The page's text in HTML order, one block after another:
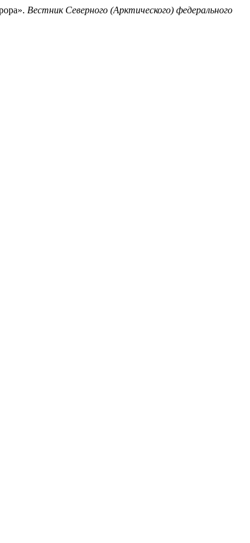
Вестник Северного (Арктического) федерального